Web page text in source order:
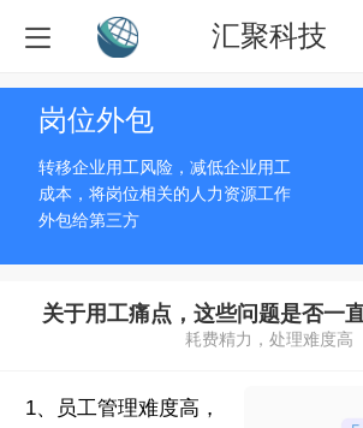
汇聚科技
岗位外包
转移企业用工风险，减低企业用工
成本，将岗位相关的人力资源工作
外包给第三方
关于用工痛点，这些问题是否一
耗费精力，处理难度高
1、员工管理难度高，